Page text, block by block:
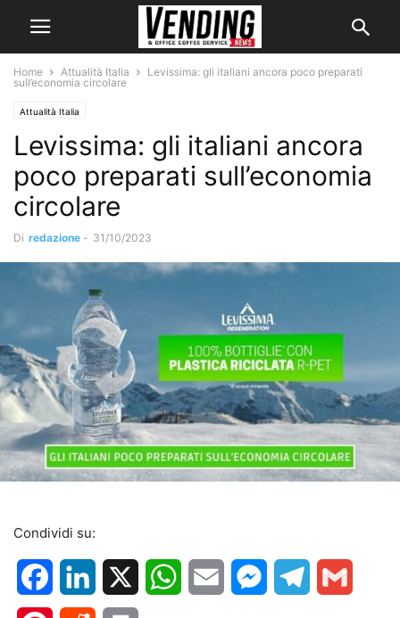
Home Attualità Italia
Levissima: gli italiani ancora poco preparati
sull’economia circolare
Attualità Italia
Levissima: gli italiani ancora
poco preparati sull’economia
circolare
Di redazione - 31/10/2023
Condividi su:
FacebookLinkedIn WhatsApp
Email MessengerTelegram